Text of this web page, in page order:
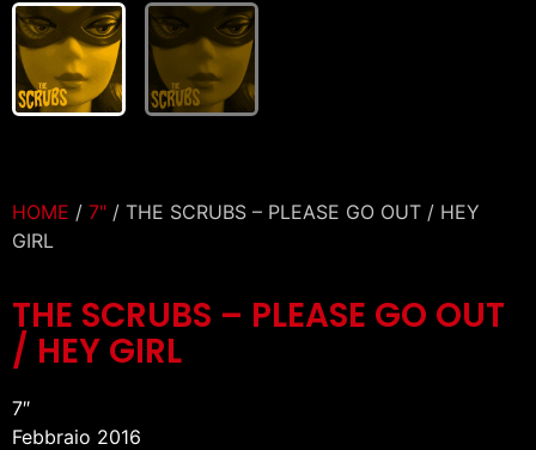
HOME / 7" / THE SCRUBS – PLEASE GO OUT / HEY
GIRL
THE SCRUBS – PLEASE GO OUT
/ HEY GIRL
7″
Febbraio 2016